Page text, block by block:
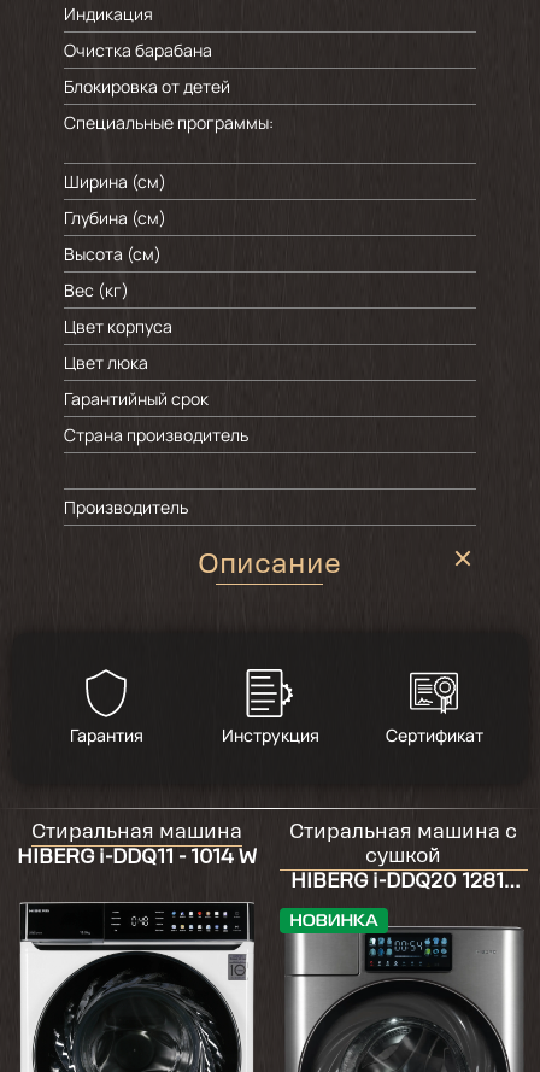
Индикация
Очистка барабана
Блокировка от детей
Специальные программы:
Ширина (см)
Глубина (см)
Высота (см)
Вес (кг)
Цвет корпуса
Цвет люка
Гарантийный срок
Страна производитель
Производитель
Описание
Гарантия Инструкция Сертификат
Стиральная машина
HIBERG i-DDQ11 - 1014 W
Стиральная машина с
сушкой
HIBERG i-DDQ20 12814